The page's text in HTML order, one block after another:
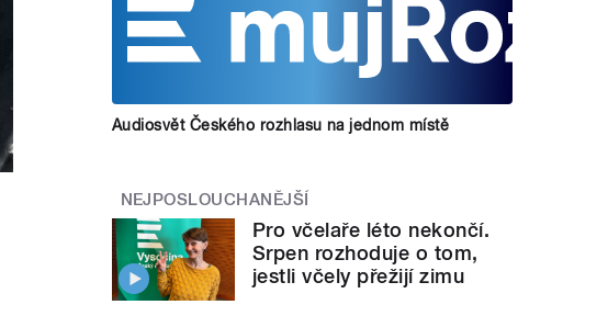
Audiosvět Českého rozhlasu na jednom místě
NEJPOSLOUCHANĚJŠÍ
Pro včelaře léto nekončí.
Srpen rozhoduje o tom,
jestli včely přežijí zimu